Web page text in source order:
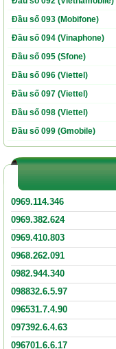
Đầu số 093 (Mobifone)
Đầu số 094 (Vinaphone)
Đầu số 095 (Sfone)
Đầu số 096 (Viettel)
Đầu số 097 (Viettel)
Đầu số 098 (Viettel)
Đầu số 099 (Gmobile)
0969.114.346
0969.382.624
0969.410.803
0968.262.091
0982.944.340
098832.6.5.97
096531.7.4.90
097392.6.4.63
096701.6.6.17